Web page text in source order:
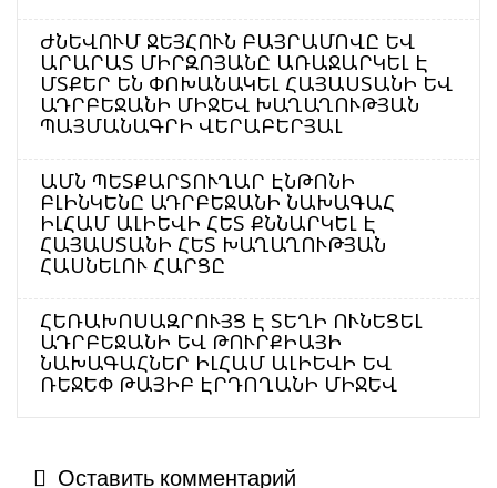
ԺՆԵՎՈՒՄ ՋԵՅՀՈՒՆ ԲԱՅՐԱՄՈՎԸ ԵՎ
ԱՐԱՐԱՏ ՄԻՐԶՈՅԱՆԸ ԱՌԱՋԱՐԿԵԼ Է
ՄՏՔԵՐ ԵՆ ՓՈԽԱՆԱԿԵԼ ՀԱՅԱՍՏԱՆԻ ԵՎ
ԱԴՐԲԵՋԱՆԻ ՄԻՋԵՎ ԽԱՂԱՂՈՒԹՅԱՆ
ՊԱՅՄԱՆԱԳՐԻ ՎԵՐԱԲԵՐՅԱԼ
ԱՄՆ ՊԵՏՔԱՐՏՈՒՂԱՐ ԷՆԹՈՆԻ
ԲԼԻՆԿԵՆԸ ԱԴՐԲԵՋԱՆԻ ՆԱԽԱԳԱՀ
ԻԼՀԱՄ ԱԼԻԵՎԻ ՀԵՏ ՔՆՆԱՐԿԵԼ Է
ՀԱՅԱՍՏԱՆԻ ՀԵՏ ԽԱՂԱՂՈՒԹՅԱՆ
ՀԱՍՆԵԼՈՒ ՀԱՐՑԸ
ՀԵՌԱԽՈՍԱԶՐՈՒՅՑ Է ՏԵՂԻ ՈՒՆԵՑԵԼ
ԱԴՐԲԵՋԱՆԻ ԵՎ ԹՈՒՐՔԻԱՅԻ
ՆԱԽԱԳԱՀՆԵՐ ԻԼՀԱՄ ԱԼԻԵՎԻ ԵՎ
ՌԵՋԵՓ ԹԱՅԻԲ ԷՐԴՈՂԱՆԻ ՄԻՋԵՎ
Оставить комментарий